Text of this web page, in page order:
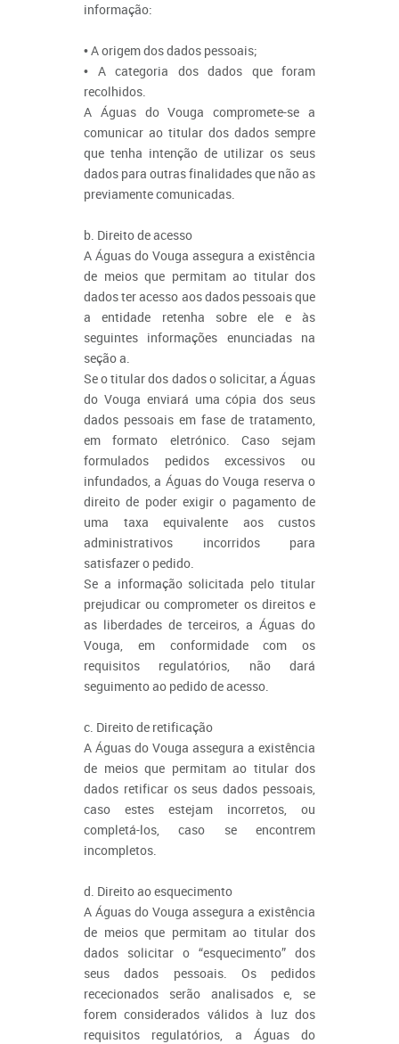
informação:
• A origem dos dados pessoais;
• A categoria dos dados que foram
recolhidos.
A Águas do Vouga compromete-se a
comunicar ao titular dos dados sempre
que tenha intenção de utilizar os seus
dados para outras finalidades que não as
previamente comunicadas.
b. Direito de acesso
A Águas do Vouga assegura a existência
de meios que permitam ao titular dos
dados ter acesso aos dados pessoais que
a entidade retenha sobre ele e às
seguintes informações enunciadas na
seção a.
Se o titular dos dados o solicitar, a Águas
do Vouga enviará uma cópia dos seus
dados pessoais em fase de tratamento,
em formato eletrónico. Caso sejam
formulados pedidos excessivos ou
infundados, a Águas do Vouga reserva o
direito de poder exigir o pagamento de
uma taxa equivalente aos custos
administrativos incorridos para
satisfazer o pedido.
Se a informação solicitada pelo titular
prejudicar ou comprometer os direitos e
as liberdades de terceiros, a Águas do
Vouga, em conformidade com os
requisitos regulatórios, não dará
seguimento ao pedido de acesso.
c. Direito de retificação
A Águas do Vouga assegura a existência
de meios que permitam ao titular dos
dados retificar os seus dados pessoais,
caso estes estejam incorretos, ou
completá-los, caso se encontrem
incompletos.
d. Direito ao esquecimento
A Águas do Vouga assegura a existência
de meios que permitam ao titular dos
dados solicitar o “esquecimento” dos
seus dados pessoais. Os pedidos
rececionados serão analisados e, se
forem considerados válidos à luz dos
requisitos regulatórios, a Águas do